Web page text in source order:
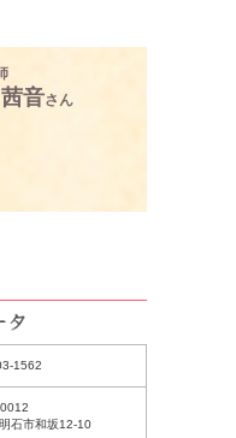
音さん
1562
石市和坂12-10